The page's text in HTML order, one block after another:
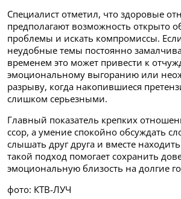
Специалист отметил, что здоровые
предполагают возможность открыто
проблемы и искать компромиссы.
неудобные темы постоянно
временем это может привести к
эмоциональному выгоранию или
разрыву, когда накопившиеся
слишком серьезными.
Главный показатель крепких
ссор, а умение спокойно обсуждать
слышать друг друга и вместе
такой подход помогает сохранить
эмоциональную близость на долгие
фото: КТВ-ЛУЧ